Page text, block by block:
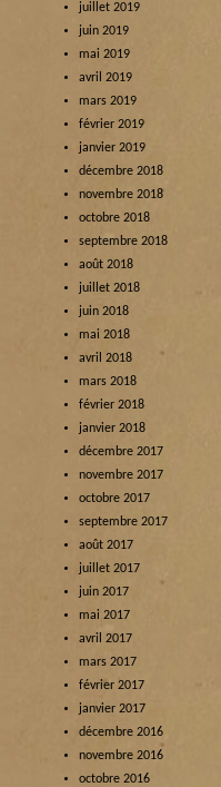
juillet 2019
juin 2019
mai 2019
avril 2019
mars 2019
février 2019
janvier 2019
décembre 2018
novembre 2018
octobre 2018
septembre 2018
août 2018
juillet 2018
juin 2018
mai 2018
avril 2018
mars 2018
février 2018
janvier 2018
décembre 2017
novembre 2017
octobre 2017
septembre 2017
août 2017
juillet 2017
juin 2017
mai 2017
avril 2017
mars 2017
février 2017
janvier 2017
décembre 2016
novembre 2016
octobre 2016